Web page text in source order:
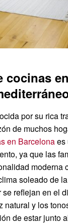
cocinas
por su rica
de muchos
en Barcelonaes
ya que las
moderna
soleado de
reflejan en el
natural y los
de estar junto